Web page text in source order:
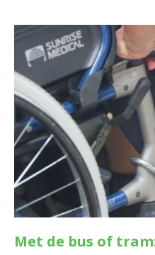
Met de bus of